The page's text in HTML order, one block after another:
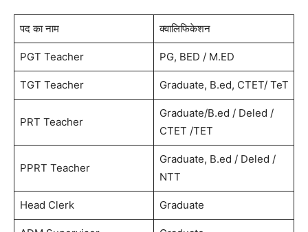
पद का नाम क्वालिफिकेशन
PGT Teacher PG, BED / M.ED
TGT Teacher Graduate, B.ed, CTET/ TeT
PRT Teacher
Graduate/B.ed / Deled /
CTET /TET
PPRT Teacher
Graduate, B.ed / Deled /
NTT
Head Clerk Graduate